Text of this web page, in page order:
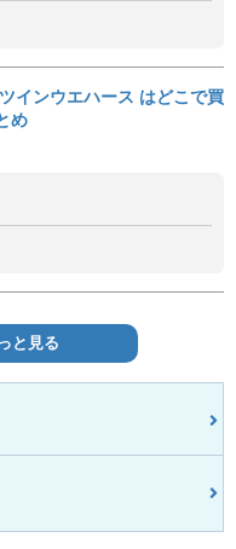
インウエハース はどこで買
め
と見る